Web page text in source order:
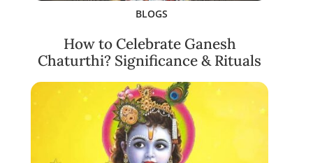
BLOGS
How to Celebrate Ganesh
Chaturthi? Significance & Rituals